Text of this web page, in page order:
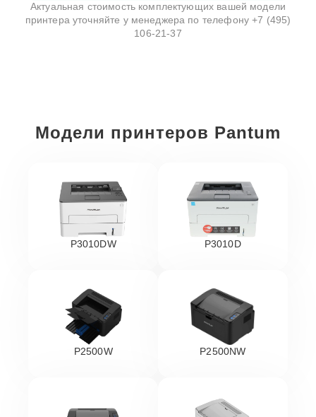
Актуальная стоимость комплектующих вашей модели
принтера уточняйте у менеджера по телефону+7 (495)
106-21-37
Модели принтеров Pantum
P3010DW P3010D
P2500W P2500NW